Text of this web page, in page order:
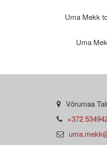
Uma Mekk
Uma
Võrumaa
+372